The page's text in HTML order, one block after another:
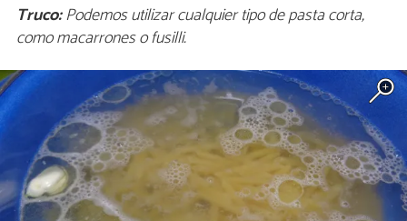
Truco:Podemos utilizar cualquier tipo de pasta corta,
como macarrones o fusilli.